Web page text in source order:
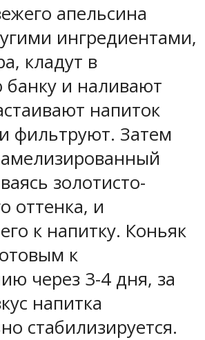
апельсина
ингредиентами,
кладут в
банку и наливают
напиток
фильтруют. Затем
золотисто-
оттенка, и
к напитку. Коньяк
к
через 3-4 дня, за
напитка
стабилизируется.